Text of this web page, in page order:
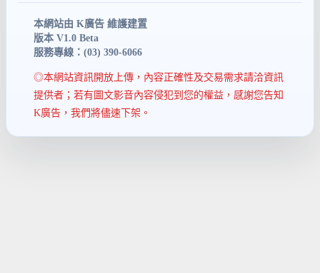
本網站由 K廣告 維護建置
版本 V1.0 Beta
服務專線：(03) 390-6066
◎本網站資訊開放上傳，內容正確性及交易需求請洽資訊
提供者；若有圖文影音內容侵犯到您的權益，感謝您告知
K廣告，我們將儘速下架。